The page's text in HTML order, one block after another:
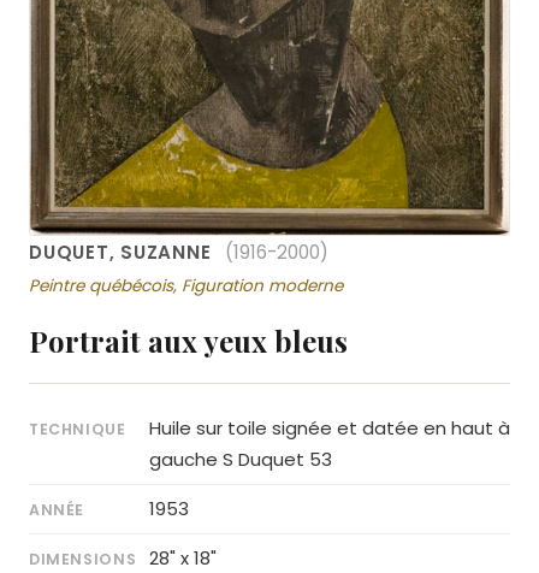
DUQUET, SUZANNE (1916-2000)
Peintre québécois, Figuration moderne
Portrait aux yeux bleus
TECHNIQUE
Huile sur toile signée et datée en haut à
gauche S Duquet 53
ANNÉE 1953
DIMENSIONS 28" x 18"